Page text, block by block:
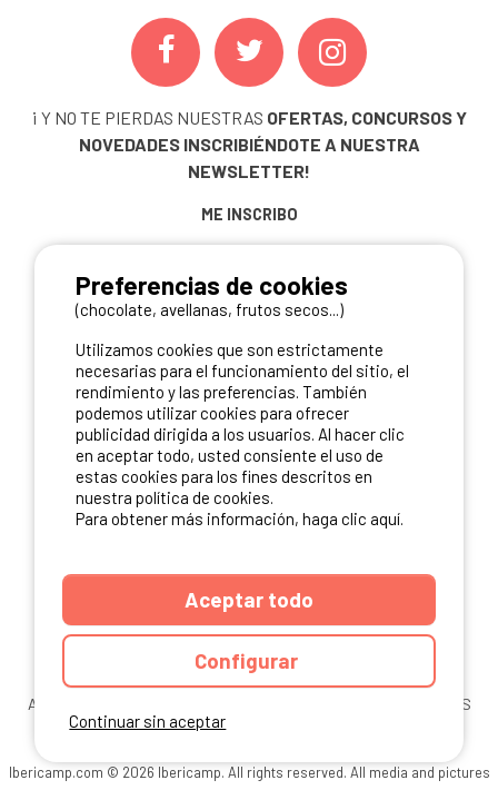
¡ Y NO TE PIERDAS NUESTRAS OFERTAS, CONCURSOS Y
NOVEDADES INSCRIBIÉNDOTE A NUESTRA
NEWSLETTER!
ME INSCRIBO
NUESTROS PARTNERS
ANUARIO
COOKIES
CARTA DE CONFIDENCIALIDAD
Ibericamp.com © 2026 Ibericamp. All rights reserved. All media and pictures
Continuar sin aceptar
Preferencias de cookies
(chocolate, avellanas, frutos secos...)
Utilizamos cookies que son estrictamente
necesarias para el funcionamiento del sitio, el
rendimiento y las preferencias. También
podemos utilizar cookies para ofrecer
publicidad dirigida a los usuarios. Al hacer clic
en aceptar todo, usted consiente el uso de
estas cookies para los fines descritos en
nuestra política de cookies.
Para obtener más información, haga clic aquí.
Aceptar todo
Configurar